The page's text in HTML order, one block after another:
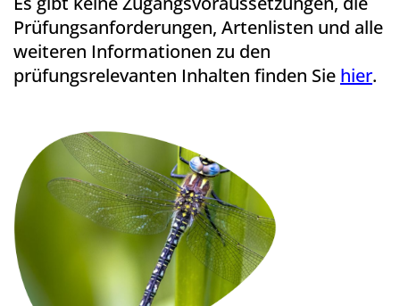
Prüfungsanforderungen, Artenlisten und alle
weiteren Informationen zu den
prüfungsrelevanten Inhalten finden Sie hier.